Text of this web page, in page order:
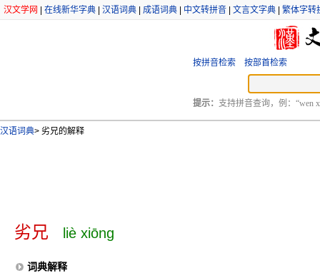
汉文学网 在线新华字典 汉语词典 成语词典 中文转拼音 文言文字典 繁体字转
按拼音检索 按部首检索
提示： 支持拼音查询，例：“wen
汉语词典> 劣兄的解释
劣兄 liè xiōng
词典解释